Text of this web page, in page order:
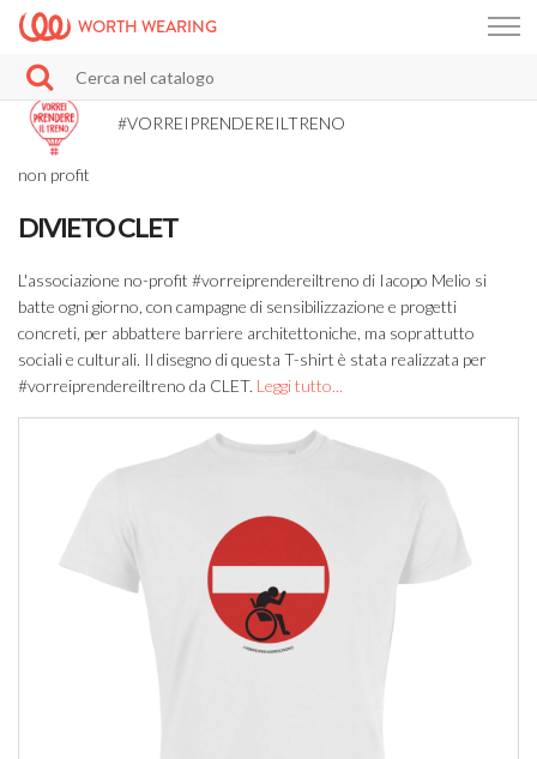
WORTH WEARING
#VORREIPRENDEREILTRENO
non profit
DIVIETO CLET
L'associazione no-profit #vorreiprendereiltreno di Iacopo Melio si
batte ogni giorno, con campagne di sensibilizzazione e progetti
concreti, per abbattere barriere architettoniche, ma soprattutto
sociali e culturali. Il disegno di questa T-shirt è stata realizzata per
#vorreiprendereiltreno da CLET. Leggi tutto...